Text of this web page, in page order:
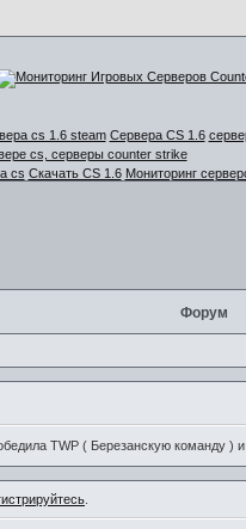
cs 1.6 steam Сервера CS 1.6
cs Скачать CS 1.6 Мониторинг
Форум
TWP ( Березанскую команду )